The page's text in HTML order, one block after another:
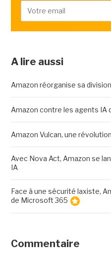
A lire aussi
Amazon réorganise sa
Amazon contre les agents IA
Amazon Vulcan, une
Avec Nova Act, Amazon se
IA
Face à une sécurité laxiste,
de Microsoft 365
Commentaire